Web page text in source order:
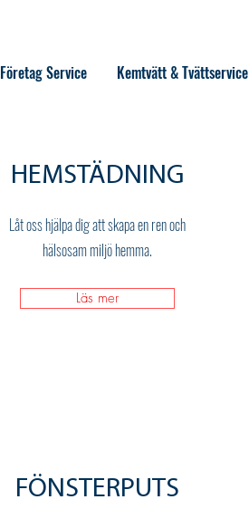
Företag Service Kemtvätt & Tvättservice
HEMSTÄDNING
Låt oss hjälpa dig att skapa en ren och
hälsosam miljö hemma.
Läs mer
FÖNSTERPUTS